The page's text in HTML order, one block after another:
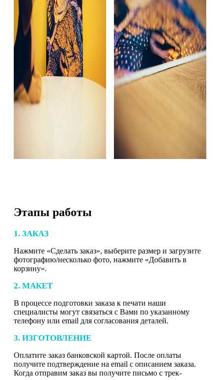
Этапы работы
1. ЗАКАЗ
Нажмите «Сделать заказ», выберите размер и загрузите
фотографию/несколько фото, нажмите «Добавить в
корзину».
2. МАКЕТ
В процессе подготовки заказа к печати наши
специалисты могут связаться с Вами по указанному
телефону или email для согласования деталей.
3. ИЗГОТОВЛЕНИЕ
Оплатите заказ банковской картой. После оплаты
получите подтверждение на email с описанием заказа.
Когда отправим заказ вы получите письмо с трек-